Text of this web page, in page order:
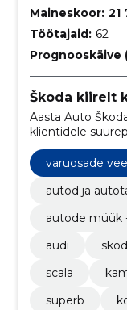
Maineskoor: 21
Töötajaid: 62
Prognooskäive
Škoda kiirelt
Aasta Auto
klientidele
mudelid ja
ja tunda seda
varuosade
autod ja
autode müük
audi
scala
superb